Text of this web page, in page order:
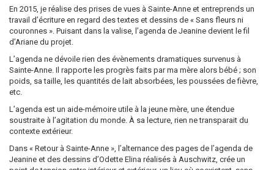
En 2015, je réalise des prises de vues à Sainte-Anne et entreprends un
travail d’écriture en regard des textes et dessins de « Sans fleurs ni
couronnes ». Puisant dans la valise, l’agenda de Jeanine devient le fil
d’Ariane du projet.
L’agenda ne dévoile rien des évènements dramatiques survenus à
Sainte-Anne. Il rapporte les progrès faits par ma mère alors bébé ; son
poids, sa taille, les quantités de lait absorbées, les poussées de fièvre,
etc.
L’agenda est un aide-mémoire utile à la jeune mère, une étendue
soustraite à l’agitation du monde. À sa lecture, rien ne transparait du
contexte extérieur.
Dans « Retour à Sainte-Anne », l’alternance des pages de l’agenda de
Jeanine et des dessins d’Odette Elina réalisés à Auschwitz, crée un